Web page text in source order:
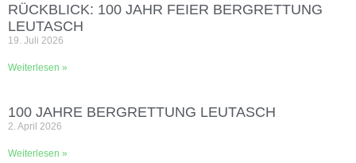
RÜCKBLICK: 100 JAHR FEIER BERGRETTUNG
LEUTASCH
19. Juli 2026
Weiterlesen »
100 JAHRE BERGRETTUNG LEUTASCH
2. April 2026
Weiterlesen »